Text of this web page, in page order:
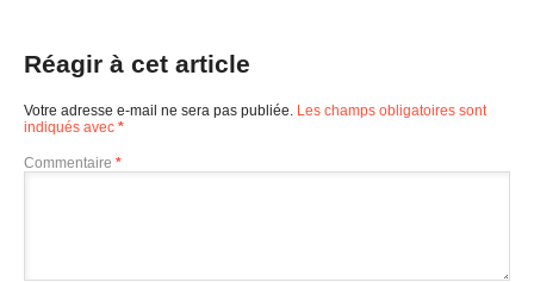
Réagir à cet article
Votre adresse e-mail ne sera pas publiée. Les champs obligatoires sont
indiqués avec *
Commentaire *